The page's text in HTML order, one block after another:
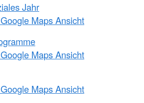
Jahr
Maps Ansicht
Maps Ansicht
Maps Ansicht